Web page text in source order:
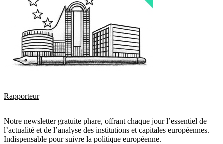
Rapporteur
Notre newsletter gratuite phare, offrant chaque jour l’essentiel de
l’actualité et de l’analyse des institutions et capitales européennes.
Indispensable pour suivre la politique européenne.